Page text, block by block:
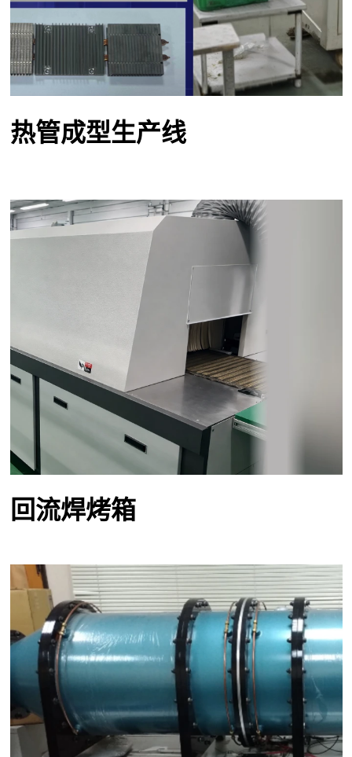
热管成型生产线
回流焊烤箱